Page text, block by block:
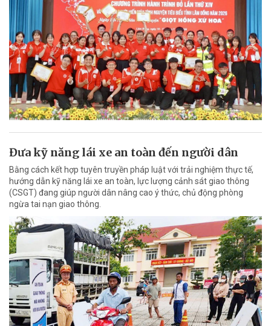
Đưa kỹ năng lái xe an toàn đến người dân
Bằng cách kết hợp tuyên truyền pháp luật với trải nghiệm thực tế,
hướng dẫn kỹ năng lái xe an toàn, lực lượng cảnh sát giao thông
(CSGT) đang giúp người dân nâng cao ý thức, chủ động phòng
ngừa tai nạn giao thông.